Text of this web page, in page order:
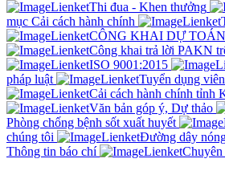
Thi đua - Khen thưởng
mục Cải cách hành chính
CÔNG KHAI DỰ
Công khai trả lời PAKN
ISO 9001:2015
pháp luật
Tuyển dụng
Cải cách hành chính tỉnh
Văn bản góp ý, Dự thảo
Phòng chống bệnh sốt xuất huyết
chúng tôi
Đường dây
Thông tin báo chí